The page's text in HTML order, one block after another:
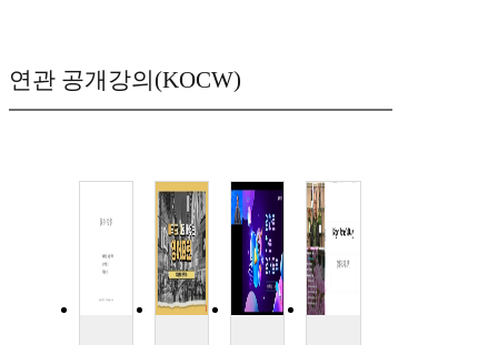
연관 공개강의(KOCW)